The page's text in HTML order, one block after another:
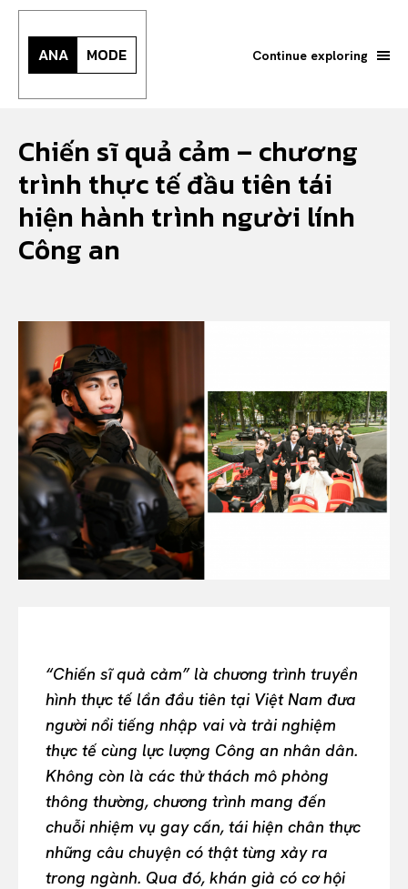
Search your query...
Or continue exploring...
All
INTELLIGENCE
FASHION INDUSTRY
BEAUTY UNIVERSE
PORTRAITS
ENTERTAINMENT
THE TASTE
ANA MODE Continue exploring
Chiến sĩ quả cảm – chương
trình thực tế đầu tiên tái
hiện hành trình người lính
Công an
“Chiến sĩ quả cảm” là chương trình truyền
hình thực tế lần đầu tiên tại Việt Nam đưa
người nổi tiếng nhập vai và trải nghiệm
thực tế cùng lực lượng Công an nhân dân.
Không còn là các thử thách mô phỏng
thông thường, chương trình mang đến
chuỗi nhiệm vụ gay cấn, tái hiện chân thực
những câu chuyện có thật từng xảy ra
trong ngành. Qua đó, khán giả có cơ hội